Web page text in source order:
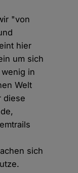
"von
hier
um sich
in
Welt
diese
sich